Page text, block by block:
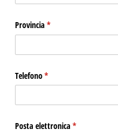
Provincia *
(richiesto)
Telefono*
(richiesto)
Posta elettronica *
(richiesto)